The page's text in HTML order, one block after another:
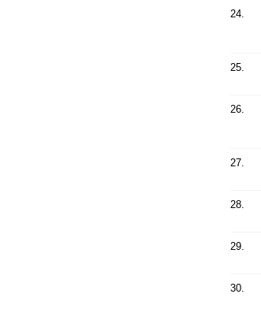
24.
25.
26.
27.
28.
29.
30.